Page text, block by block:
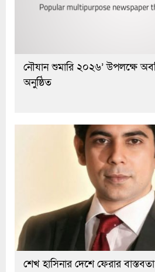
নৌযান শুমারি ২০২৬’ উপলক্ষে
অনুষ্ঠিত
শেখ হাসিনার দেশে ফেরার